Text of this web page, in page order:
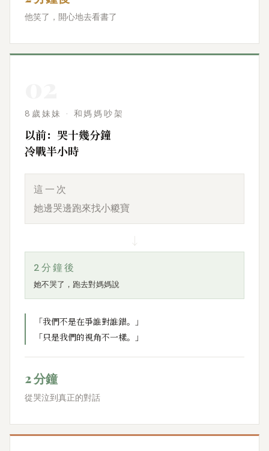
他笑了，開心地去看書了
8歲妹妹 · 和媽媽吵架
以前：哭十幾分鐘
冷戰半小時
這一次
她邊哭邊跑來找小糉寶
↓
2分鐘後
她不哭了，跑去對媽媽說
「我們不是在爭誰對誰錯。」
「只是我們的視角不一樣。」
2 分鐘
從哭泣到真正的對話